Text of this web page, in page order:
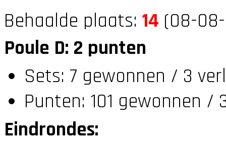
Behaalde plaats: 14 (08-
Poule D: 2 punten
Sets: 7 gewonnen / 3
Punten: 101 gewonnen /
Eindrondes: